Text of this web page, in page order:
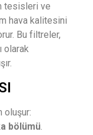
tesisleri ve
hava kalitesini
Bu filtreler,
olarak
oluşur:
bölümü.